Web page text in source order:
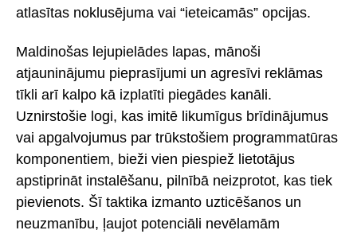
atlasītas noklusējuma vai “ieteicamās” opcijas.
Maldinošas lejupielādes lapas, mānoši
atjauninājumu pieprasījumi un agresīvi reklāmas
tīkli arī kalpo kā izplatīti piegādes kanāli.
Uznirstošie logi, kas imitē likumīgus brīdinājumus
vai apgalvojumus par trūkstošiem programmatūras
komponentiem, bieži vien piespiež lietotājus
apstiprināt instalēšanu, pilnībā neizprotot, kas tiek
pievienots. Šī taktika izmanto uzticēšanos un
neuzmanību, ļaujot potenciāli nevēlamām